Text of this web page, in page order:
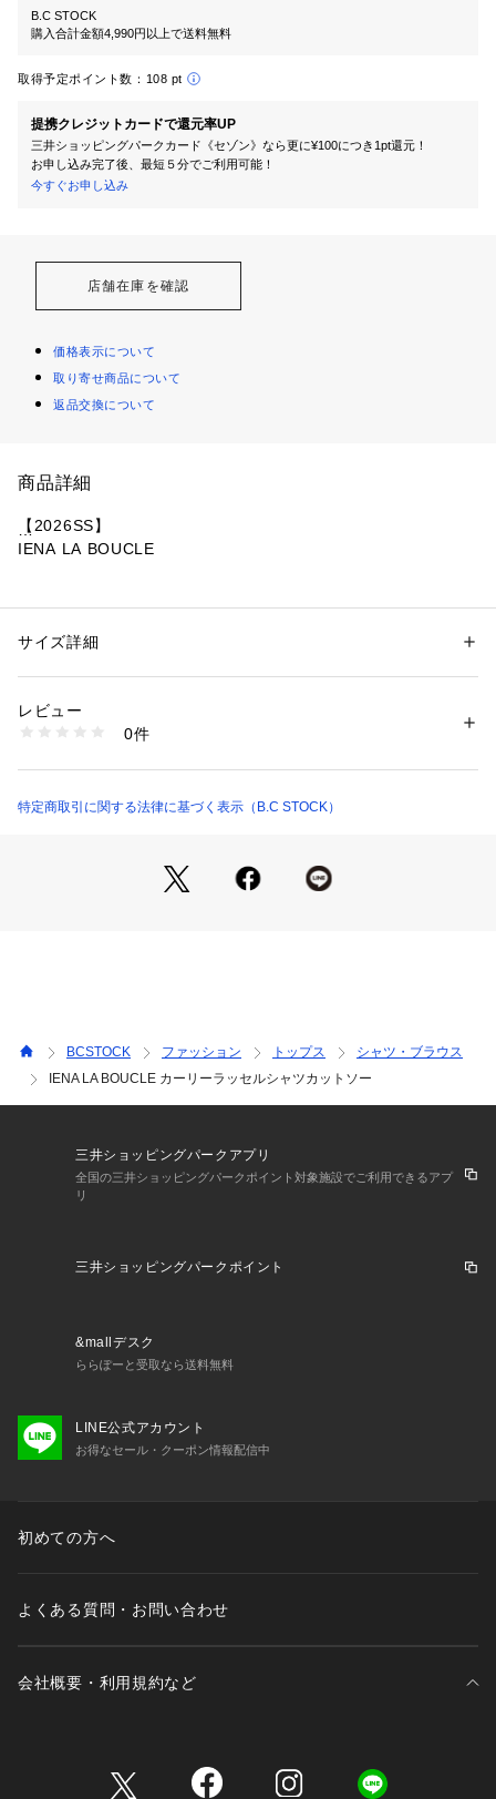
B.C STOCK
購入合計金額4,990円以上で送料無料
取得予定ポイント数： 108 pt
提携クレジットカードで還元率UP
三井ショッピングパークカード《セゾン》なら更に¥100につき1pt還元！
お申し込み完了後、最短５分でご利用可能！
今すぐお申し込み
店舗在庫を確認
価格表示について
取り寄せ商品について
返品交換について
商品詳細
【2026SS】
IENA LA BOUCLE
ブークレ特有の凹凸感がほどよい表情をつくり、カットソーで
ウエストにほどよいシェイプを入れることで、前を開けて羽織
るだけでもすっきりとしたバランスに。
シンプルなコーデに加えるだけで、素材感とシルエットで洒落
わず着まわしやすいアイテムです。
**********************
※取り扱いについては、商品についている品質表示でご確認く
※こちらの商品は、IENA LA BOUCLE(NEWoMan新宿店)での
お取扱いとなります。
※照明の関係により、実際よりも色味が違って見える場合があ
画像のカラーが異なる場合もございます。
ブラック着用スタッフ身長:156cm 着用サイズ:フリー
ナチュラル着用スタッフ身長:160cm 着用サイズ:フリー
性別：レディース
素材：本体:ポリエステル74%、綿23%、ポリウレタン3%
洗濯：本体:手洗い可能、デリケート製品（目の粗い製品）、型崩れ（自
重伸び）、型崩れ（洗濯による）
商品番号：1099200042257 （モール）
サイズ詳細
レビュー
0件
特定商取引に関する法律に基づく表示（B.C STOCK）
BCSTOCK ファッション トップス
シャツ・ブラウス
IENA LA BOUCLE カーリーラッセルシャツカットソー
三井ショッピングパークアプリ
全国の三井ショッピングパークポイント対象施設でご利用できるアプ
リ
三井ショッピングパークポイント
&mallデスク
ららぽーと受取なら送料無料
LINE公式アカウント
お得なセール・クーポン情報配信中
初めての方へ
よくある質問・お問い合わせ
会社概要・利用規約など